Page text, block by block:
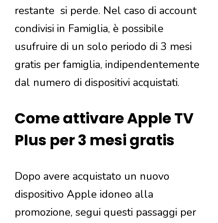
restante si perde. Nel caso di account
condivisi in Famiglia, è possibile
usufruire di un solo periodo di 3 mesi
gratis per famiglia, indipendentemente
dal numero di dispositivi acquistati.
Come attivare Apple TV
Plus per 3 mesi gratis
Dopo avere acquistato un nuovo
dispositivo Apple idoneo alla
promozione, segui questi passaggi per